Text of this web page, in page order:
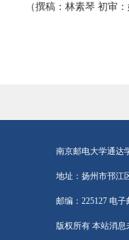
（撰稿：林素琴 初审：
南京邮电大学通达
地址：扬州市邗江
邮编：225127 电子
版权所有 本站消